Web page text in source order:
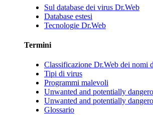
Sul database dei virus Dr.Web
Database estesi
Tecnologie Dr.Web
Termini
Classificazione Dr.Web dei nomi
Tipi di virus
Programmi malevoli
Unwanted and potentially
Unwanted and potentially
Glossario